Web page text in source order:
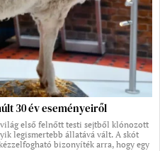
30 év eseményeiről
első felnőtt testi sejtből klónozott
legismertebb állatává vált. A skót
bizonyíték arra, hogy egy